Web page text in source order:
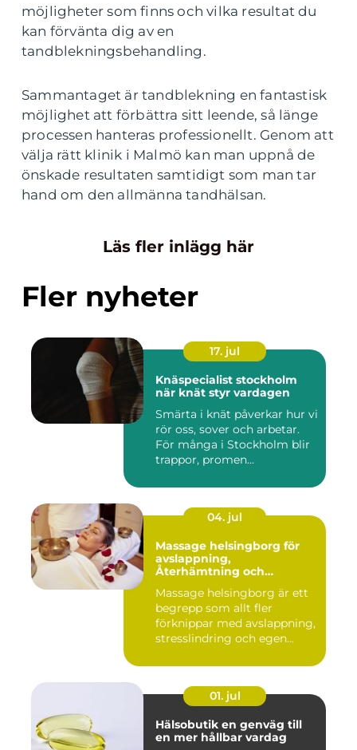
möjligheter som finns och vilka resultat du
kan förvänta dig av en
tandblekningsbehandling.
Sammantaget är tandblekning en fantastisk
möjlighet att förbättra sitt leende, så länge
processen hanteras professionellt. Genom att
välja rätt klinik i Malmö kan man uppnå de
önskade resultaten samtidigt som man tar
hand om den allmänna tandhälsan.
Läs fler inlägg här
Fler nyheter
17. jul
Knäspecialist stockholm
när knät styr vardagen
Smärta i knät påverkar hur vi
rör oss, sover och arbetar.
För många i Stockholm blir
trappor, promen...
04. jul
Massage helsingborg för
avslappning,
Återhämtning och
Massage helsingborg är ett
begrepp som allt fler
förknippar med avslappning,
stresslindring och egen...
01. jul
Hälsobutik en genväg till
en mer hållbar vardag